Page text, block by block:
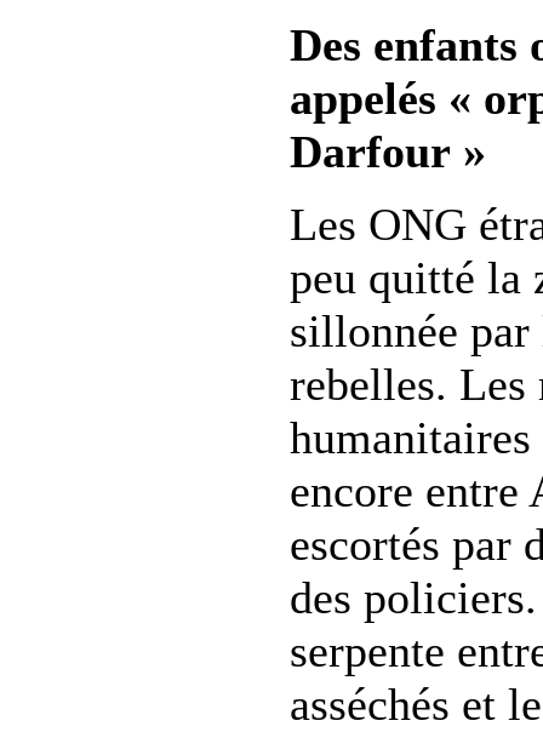
Des enfants
appelés «
Darfour »
Les ONG
peu quitté la
sillonnée par
rebelles. Les
humanitaires
encore entre
escortés par
des
serpente
asséchés et